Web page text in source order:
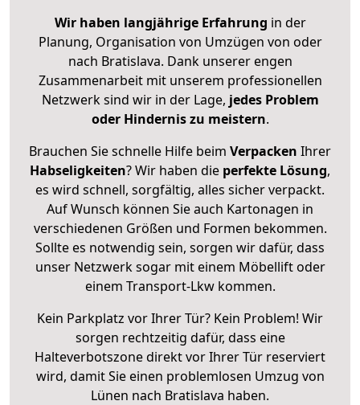
Wir haben langjährige Erfahrung in der
Planung, Organisation von Umzügen von oder
nach Bratislava. Dank unserer engen
Zusammenarbeit mit unserem professionellen
Netzwerk sind wir in der Lage, jedes Problem
oder Hindernis zu meistern.
Brauchen Sie schnelle Hilfe beim Verpacken Ihrer
Habseligkeiten? Wir haben die perfekte Lösung,
es wird schnell, sorgfältig, alles sicher verpackt.
Auf Wunsch können Sie auch Kartonagen in
verschiedenen Größen und Formen bekommen.
Sollte es notwendig sein, sorgen wir dafür, dass
unser Netzwerk sogar mit einem Möbellift oder
einem Transport-Lkw kommen.
Kein Parkplatz vor Ihrer Tür? Kein Problem! Wir
sorgen rechtzeitig dafür, dass eine
Halteverbotszone direkt vor Ihrer Tür reserviert
wird, damit Sie einen problemlosen Umzug von
Lünen nach Bratislava haben.